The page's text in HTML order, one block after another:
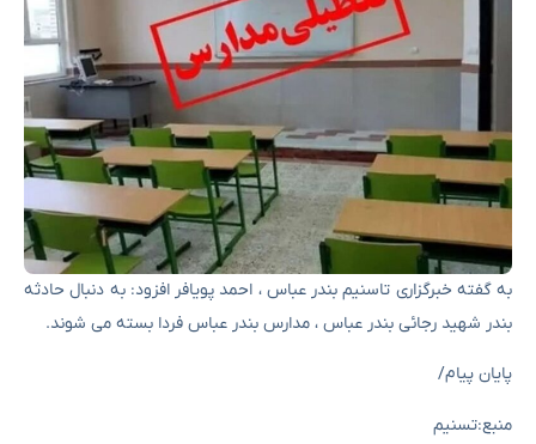
به گفته خبرگزاری تاسنیم بندر عباس ، احمد پویافر افزود: به دنبال حادثه
بندر شهید رجائی بندر عباس ، مدارس بندر عباس فردا بسته می شوند.
پایان پیام/
منبع:تسنیم